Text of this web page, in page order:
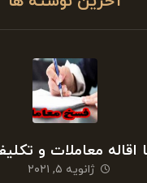
اقاله معاملات و
ژانویه ۵, ۲۰۲۱